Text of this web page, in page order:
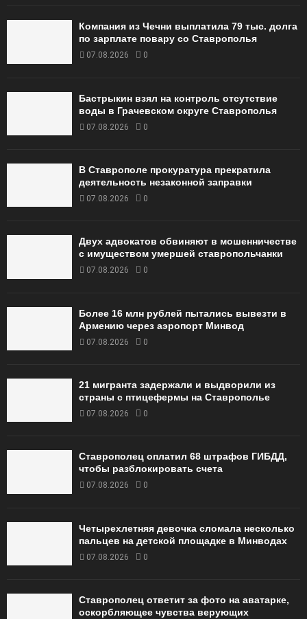
Компания из Чечни выплатила 79 тыс. долга
по зарплате повару со Ставрополья
07.08.2026 0
Бастрыкин взял на контроль отсутствие
воды в Грачевском округе Ставрополья
07.08.2026 0
В Ставрополе прокуратура прекратила
деятельность незаконной заправки
07.08.2026 0
Двух адвокатов обвиняют в мошенничестве
с имуществом умершей ставропольчанки
07.08.2026 0
Более 16 млн рублей пытались вывезти в
Армению через аэропорт Минвод
07.08.2026 0
21 мигранта задержали и выдворили из
страны с птицефермы на Ставрополье
07.08.2026 0
Ставрополец оплатил 68 штрафов ГИБДД,
чтобы разблокировать счета
07.08.2026 0
Четырехлетняя девочка сломала несколько
пальцев на детской площадке в Минводах
07.08.2026 0
Ставрополец ответит за фото на аватарке,
оскорбляющее чувства верующих